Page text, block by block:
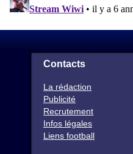
Contacts
La rédaction
Publicité
Recrutement
Infos légales
Liens football